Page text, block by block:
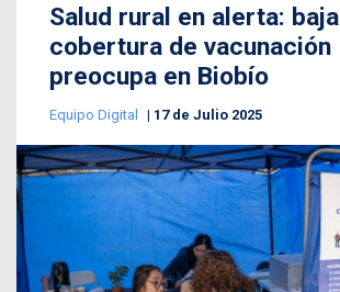
Salud rural en alerta: baja
cobertura de vacunación
preocupa en Biobío
Equipo Digital 17 de Julio 2025